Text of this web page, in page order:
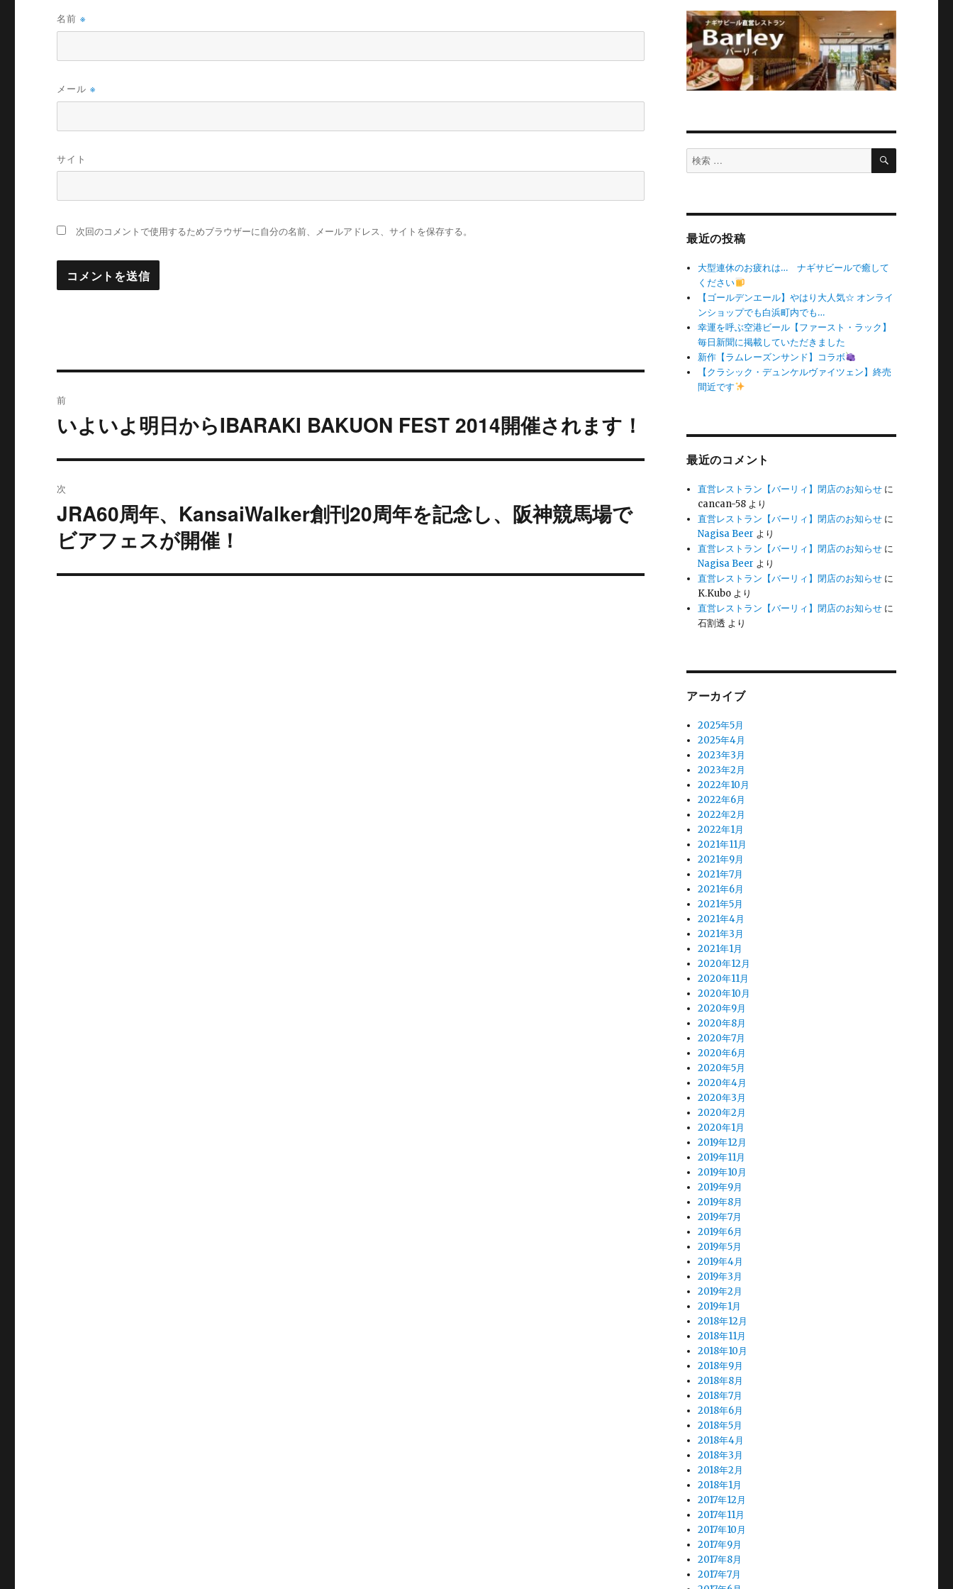
名前※
メール※
サイト
次回のコメントで使用するためブラウザーに自分の名前、メールアドレス、サイトを保存する。
稿
ゲ
ー
前
過
の
投
いよいよ明日からIBARAKI BAKUON FEST 2014開催されます！
次
次
の
投
稿:
JRA60周年、KansaiWalker創刊20周年を記念し、阪神競馬場で
ビアフェスが開催！
検
索
検
最近の投稿
大型連休のお疲れは… ナギサビールで癒して
ください
【ゴールデンエール】やはり大人気☆ オンライ
ンショップでも白浜町内でも…
幸運を呼ぶ空港ビール【ファースト・ラック】
毎日新聞に掲載していただきました
新作【ラムレーズンサンド】コラボ
【クラシック・デュンケルヴァイツェン】終売
間近です
最近のコメント
直営レストラン【バーリィ】閉店のお知らせ に
cancan-58 より
直営レストラン【バーリィ】閉店のお知らせ に
Nagisa Beer より
直営レストラン【バーリィ】閉店のお知らせ に
Nagisa Beer より
直営レストラン【バーリィ】閉店のお知らせ に
K.Kubo より
直営レストラン【バーリィ】閉店のお知らせ に
石割透 より
アーカイブ
2025年5月
2025年4月
2023年3月
2023年2月
2022年10月
2022年6月
2022年2月
2022年1月
2021年11月
2021年9月
2021年7月
2021年6月
2021年5月
2021年4月
2021年3月
2021年1月
2020年12月
2020年11月
2020年10月
2020年9月
2020年8月
2020年7月
2020年6月
2020年5月
2020年4月
2020年3月
2020年2月
2020年1月
2019年12月
2019年11月
2019年10月
2019年9月
2019年8月
2019年7月
2019年6月
2019年5月
2019年4月
2019年3月
2019年2月
2019年1月
2018年12月
2018年11月
2018年10月
2018年9月
2018年8月
2018年7月
2018年6月
2018年5月
2018年4月
2018年3月
2018年2月
2018年1月
2017年12月
2017年11月
2017年10月
2017年9月
2017年8月
2017年7月